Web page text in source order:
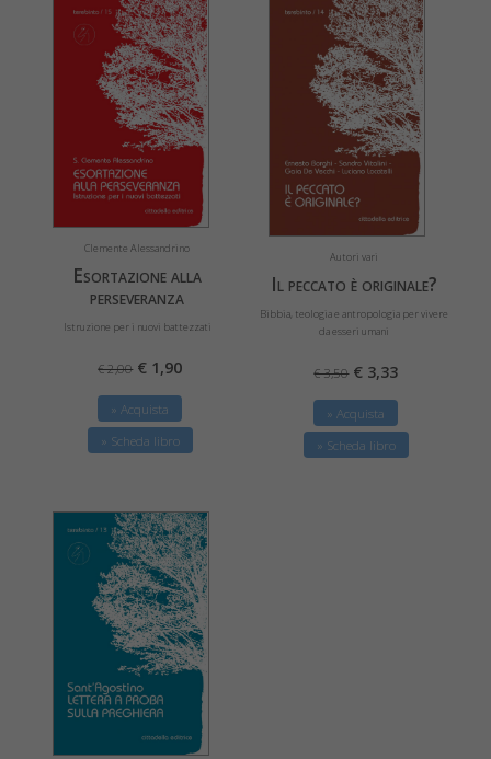
Clemente Alessandrino
Esortazione alla
perseveranza
Istruzione per i nuovi battezzati
€ 2,00 € 1,90
» Acquista
» Scheda libro
Autori vari
Il peccato è originale?
Bibbia, teologia e antropologia per vivere
da esseri umani
€ 3,50 € 3,33
» Acquista
» Scheda libro